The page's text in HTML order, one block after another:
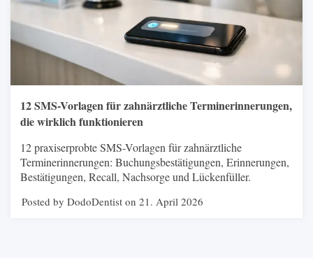
12 SMS-Vorlagen für zahnärztliche Terminerinnerungen,
die wirklich funktionieren
12 praxiserprobte SMS-Vorlagen für zahnärztliche
Terminerinnerungen: Buchungsbestätigungen, Erinnerungen,
Bestätigungen, Recall, Nachsorge und Lückenfüller.
Posted by DodoDentist on 21. April 2026